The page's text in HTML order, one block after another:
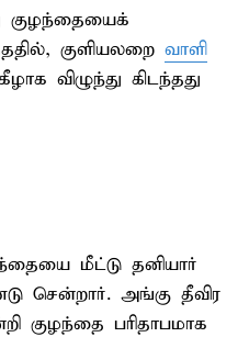
குழந்தையைக்
குளியலறை வாளி
விழுந்து கிடந்தது
மீட்டு தனியார்
சென்றார். அங்கு தீவிர
குழந்தை பரிதாபமாக